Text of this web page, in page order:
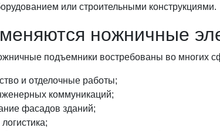
или строительными конструкциями.
ножничные
подъемники востребованы во многих
и отделочные работы;
коммуникаций;
фасадов зданий;